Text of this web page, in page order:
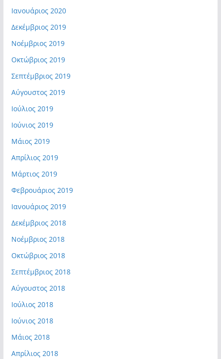
Ιανουάριος 2020
Δεκέμβριος 2019
Νοέμβριος 2019
Οκτώβριος 2019
Σεπτέμβριος 2019
Αύγουστος 2019
Ιούλιος 2019
Ιούνιος 2019
Μάιος 2019
Απρίλιος 2019
Μάρτιος 2019
Φεβρουάριος 2019
Ιανουάριος 2019
Δεκέμβριος 2018
Νοέμβριος 2018
Οκτώβριος 2018
Σεπτέμβριος 2018
Αύγουστος 2018
Ιούλιος 2018
Ιούνιος 2018
Μάιος 2018
Απρίλιος 2018